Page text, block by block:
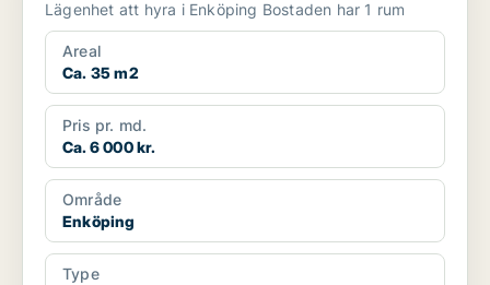
Lägenhet att hyra i Enköping Bostaden har 1 rum
Areal
Ca. 35 m2
Pris pr. md.
Ca. 6 000 kr.
Område
Enköping
Type